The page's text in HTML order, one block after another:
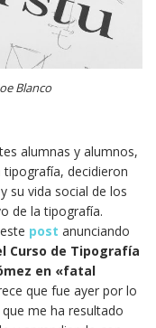
Blanco
alumnas y alumnos,
decidieron
su vida social de los
de la tipografía.
post anunciando
Curso de Tipografía
en «fatal
que fue ayer por lo
que me ha resultado